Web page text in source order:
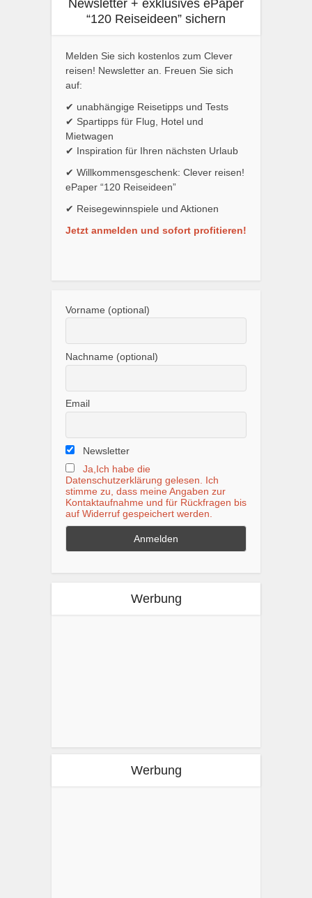
Newsletter + exklusives ePaper
“120 Reiseideen” sichern
Melden Sie sich kostenlos zum Clever
reisen! Newsletter an. Freuen Sie sich
auf:
✔ unabhängige Reisetipps und Tests
✔ Spartipps für Flug, Hotel und
Mietwagen
✔ Inspiration für Ihren nächsten Urlaub
✔ Willkommensgeschenk: Clever reisen!
ePaper “120 Reiseideen”
✔ Reisegewinnspiele und Aktionen
Jetzt anmelden und sofort profitieren!
Vorname (optional)
Nachname (optional)
Email
Newsletter
Ja,Ich habe die
Datenschutzerklärung gelesen. Ich
stimme zu, dass meine Angaben zur
Kontaktaufnahme und für Rückfragen bis
auf Widerruf gespeichert werden.
Werbung
Werbung